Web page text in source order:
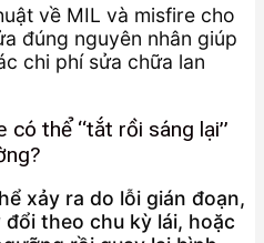
về MIL và misfire cho
đúng nguyên nhân giúp
chi phí sửa chữa lan
có thể “tắt rồi sáng lại”
xảy ra do lỗi gián đoạn,
theo chu kỳ lái, hoặc